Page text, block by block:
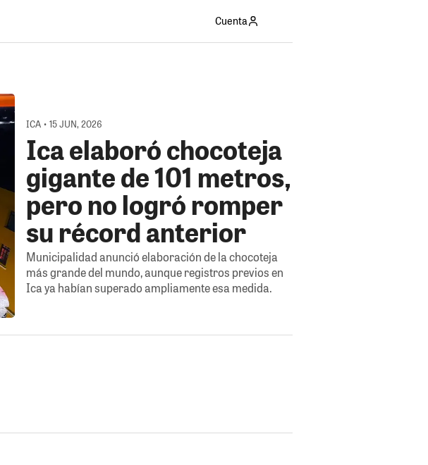
Cuenta
ICA • 15 JUN, 2026
Ica elaboró chocoteja
gigante de 101 metros,
pero no logró romper
su récord anterior
Municipalidad anunció elaboración de la chocoteja
más grande del mundo, aunque registros previos en
Ica ya habían superado ampliamente esa medida.